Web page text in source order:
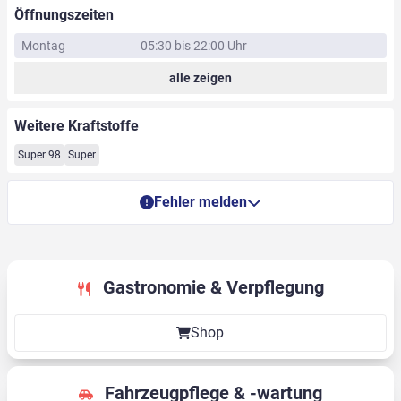
Öffnungszeiten
Montag 05:30 bis 22:00 Uhr
alle zeigen
Weitere Kraftstoffe
Super 98 Super
Fehler melden
Gastronomie & Verpflegung
Shop
Fahrzeugpflege & -wartung